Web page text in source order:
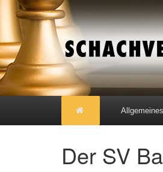
Allgemeines
Der SV